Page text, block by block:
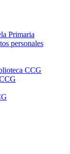
Primaria
personales
CCG